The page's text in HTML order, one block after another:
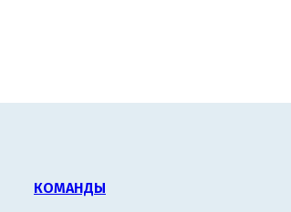
КОМАНДЫ